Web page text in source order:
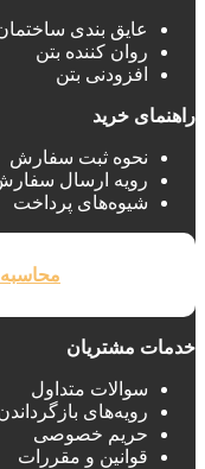
عایق بندی
روان کننده بتن
افزودنی بتن
راهنمای خرید
نحوه ثبت سفارش
رویه ارسال
شیوه‌های پرداخت
محاسبه
خدمات مشتریان
سوالات متداول
رویه‌های
حریم خصوصی
قوانین و مقررات